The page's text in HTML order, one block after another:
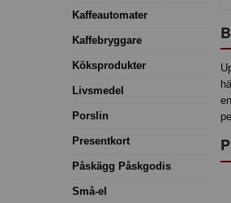
Kaffeautomater
Kaffebryggare
Köksprodukter
Livsmedel
Porslin
Presentkort
Påskägg Påskgodis
Små-el